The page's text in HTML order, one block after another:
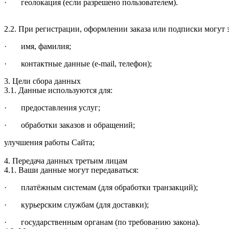
· геолокация (если разрешено пользователем).
2.2. При регистрации, оформлении заказа или подписки могут
· имя, фамилия;
· контактные данные (e-mail, телефон);
3. Цели сбора данных
3.1. Данные используются для:
· предоставления услуг;
· обработки заказов и обращений;
улучшения работы Сайта;
4. Передача данных третьим лицам
4.1. Ваши данные могут передаваться:
· платёжным системам (для обработки транзакций);
· курьерским службам (для доставки);
· государственным органам (по требованию закона).